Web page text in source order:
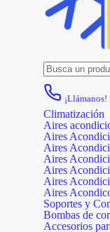
¡Llámanos!
Climatización
Aires
Aires
Aires
Aires
Aires
Aires
Aires
Soportes y
Bombas de
Accesorios